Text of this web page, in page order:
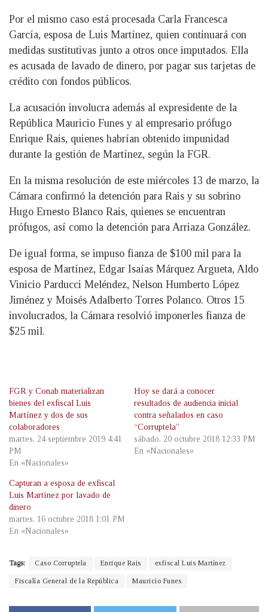
Por el mismo caso está procesada Carla Francesca
García, esposa de Luis Martínez, quien continuará con
medidas sustitutivas junto a otros once imputados. Ella
es acusada de lavado de dinero, por pagar sus tarjetas de
crédito con fondos públicos.
La acusación involucra además al expresidente de la
República Mauricio Funes y al empresario prófugo
Enrique Rais, quienes habrían obtenido impunidad
durante la gestión de Martínez, según la FGR.
En la misma resolución de este miércoles 13 de marzo, la
Cámara confirmó la detención para Rais y su sobrino
Hugo Ernesto Blanco Rais, quienes se encuentran
prófugos, así como la detención para Arriaza González.
De igual forma, se impuso fianza de $100 mil para la
esposa de Martínez, Edgar Isaías Márquez Argueta, Aldo
Vinicio Parducci Meléndez, Nelson Humberto López
Jiménez y Moisés Adalberto Torres Polanco. Otros 15
involucrados, la Cámara resolvió imponerles fianza de
$25 mil.
FGR y Conab materializan
bienes del exfiscal Luis
Martínez y dos de sus
colaboradores
martes, 24 septiembre 2019 4:41
PM
En «Nacionales»
Hoy se dará a conocer
resultados de audiencia inicial
contra señalados en caso
“Corruptela”
sábado, 20 octubre 2018 12:33 PM
En «Nacionales»
Capturan a esposa de exfiscal
Luis Martínez por lavado de
dinero
martes, 16 octubre 2018 1:01 PM
En «Nacionales»
Tags: Caso Corruptela Enrique Rais exfiscal Luis Martínez
Fiscalía General de la República Mauricio Funes